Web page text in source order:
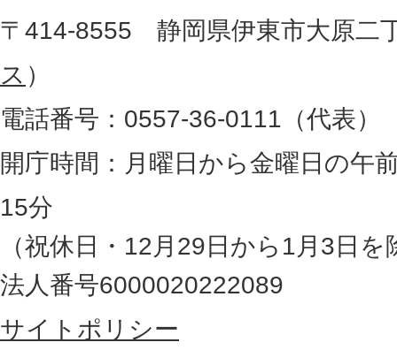
地
図
。
静
岡
県
の
最
東
部
所
〒414-8555 静岡県伊東市大原二
ス ）
電話番号：0557-36-0111（代表）
開庁時間：月曜日から金曜日の午
15分
（祝休日・12月29日から1月3日を
法人番号6000020222089
サイトポリシー